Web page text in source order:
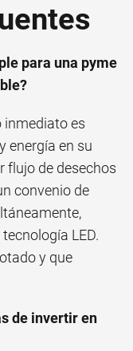
para una pyme
inmediato es
energía en su
flujo de desechos
convenio de
LED.
y que
de invertir en